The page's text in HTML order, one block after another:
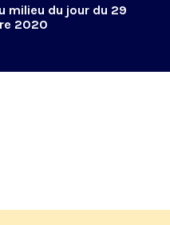
milieu du jour du 29
2020